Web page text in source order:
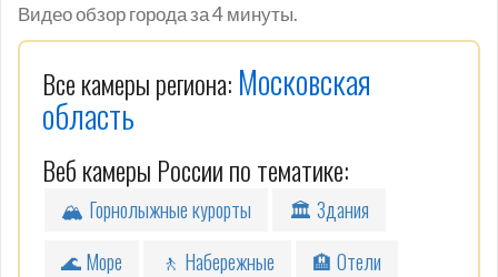
Видео обзор города за 4 минуты.
Все камеры региона: Московская
область
Веб камеры России по тематике:
🏔 Горнолыжные курорты
🏛 Здания
🌊 Море
🚶 Набережные
🏨 Отели